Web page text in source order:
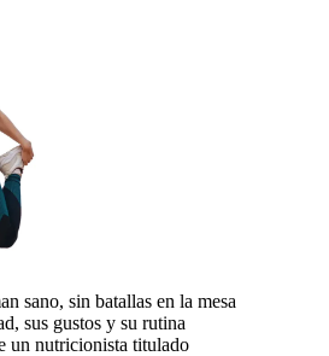
sano, sin batallas en la mesa
sus gustos y su rutina
un nutricionista titulado